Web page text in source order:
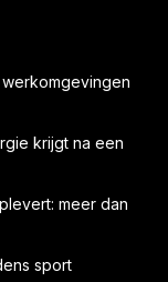
krijgt na een
meer dan
sport